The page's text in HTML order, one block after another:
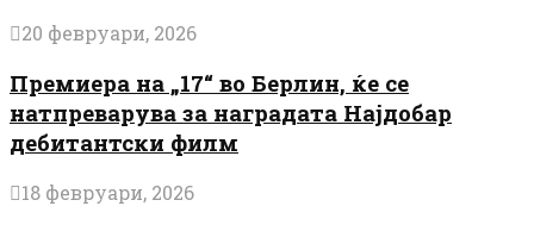
20 февруари, 2026
Премиера на „17“ во Берлин, ќе се
натпреварува за наградата Најдобар
дебитантски филм
18 февруари, 2026